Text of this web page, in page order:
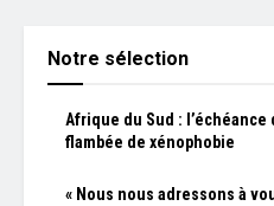
Notre sélection
Afrique du Sud :
flambée de xénophobie
« Nous nous adressons à